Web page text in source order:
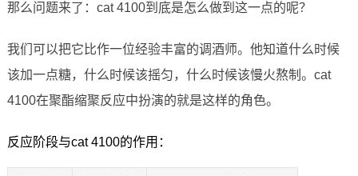
那么问题来了：cat 4100到底是怎么做到这一点的呢？
我们可以把它比作一位经验丰富的调酒师。他知道什么时候
该加一点糖，什么时候该摇匀，什么时候该慢火熬制。cat
4100在聚酯缩聚反应中扮演的就是这样的角色。
反应阶段与cat 4100的作用：